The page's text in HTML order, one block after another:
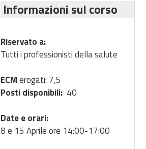
Informazioni sul corso
Riservato a:
Tutti i professionisti della salute
ECMerogati: 7,5
Posti disponibili: 40
Date e orari:
8 e 15 Aprile ore 14:00-17:00